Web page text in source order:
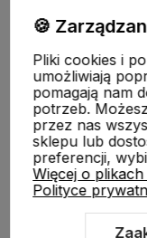
O nas
🍪
Pliki cookies i
umożliwiają
pomagają nam
potrzeb.
przez nas
sklepu lub
preferencji,
Więcej o
Polityce